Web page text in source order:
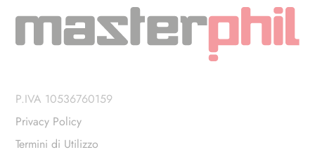
P.IVA 10536760159
Privacy Policy
Termini di Utilizzo